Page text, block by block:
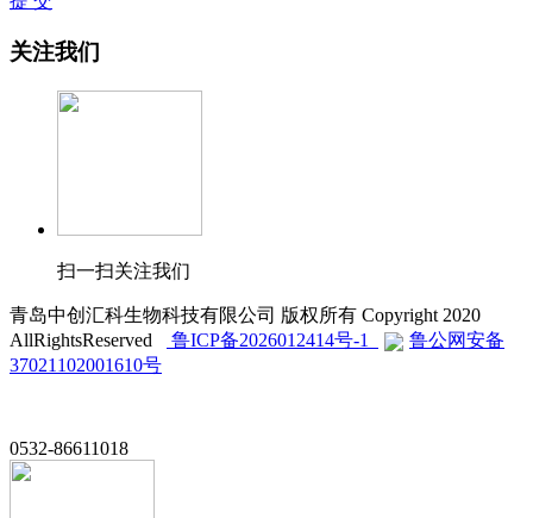
关注我们
扫一扫关注我们
青岛中创汇科生物科技有限公司 版权所有 Copyright 2020
AllRightsReserved
鲁ICP备2026012414号-1
鲁公网安备
37021102001610号
0532-86611018